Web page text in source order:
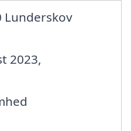
Lunderskov
2023,